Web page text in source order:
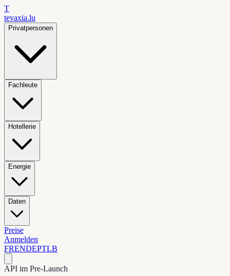
T
tevaxia.lu
Privatpersonen
Fachleute
Hotellerie
Energie
Daten
Preise
Anmelden
FRENDEPTLB
API im Pre-Launch